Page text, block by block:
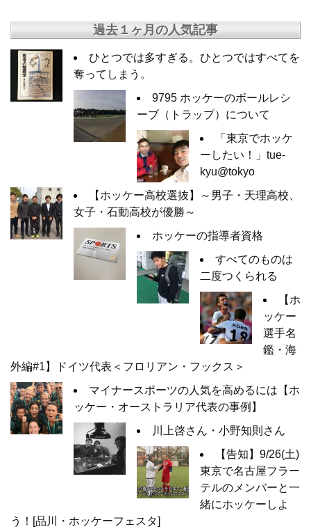
過去１ヶ月の人気記事
ひとつでは多すぎる。ひとつではすべてを
奪ってしまう。
9795 ホッケーのボールレシ
ーブ（トラップ）について
「東京でホッケ
ーしたい！」tue-
kyu@tokyo
【ホッケー高校選抜】～男子・天理高校、
女子・石動高校が優勝～
ホッケーの指導者資格
すべてのものは
二度つくられる
【ホ
ッケー
選手名
鑑・海
外編#1】ドイツ代表＜フロリアン・フックス＞
マイナースポーツの人気を高めるには【ホ
ッケー・オーストラリア代表の事例】
川上啓さん・小野知則さん
【告知】9/26(土)
東京で名古屋フラー
テルのメンバーと一
緒にホッケーしよ
う！[品川・ホッケーフェスタ]